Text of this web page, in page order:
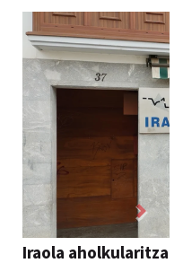
Next